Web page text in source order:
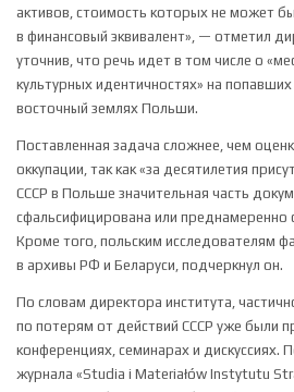
активов, стоимость которых не может
в финансовый эквивалент», — отметил
уточнив, что речь идет в том числе о
культурных идентичностях» на
восточный землях Польши.
Поставленная задача сложнее, чем
оккупации, так как «за десятилетия
СССР в Польше значительная часть
сфальсифицирована или преднамеренно
Кроме того, польским исследователям
в архивы РФ и Беларуси, подчеркнул он.
По словам директора института,
по потерям от действий СССР уже были
конференциях, семинарах и дискуссиях.
журнала «Studia i Materiałów Instytutu